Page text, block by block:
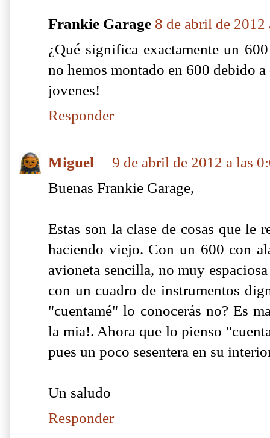
Frankie Garage 8 de abril de 2012
¿Qué significa exactamente un
no hemos montado en 600 debido
jovenes!
Responder
Miguel
9 de abril de 2012 a las
Buenas Frankie Garage,
Estas son la clase de cosas que le
haciendo viejo. Con un 600 con
avioneta sencilla, no muy
con un cuadro de instrumentos
"cuentamé" lo conocerás no? Es
la mia!. Ahora que lo pienso
pues un poco sesentera en su
Un saludo
Responder